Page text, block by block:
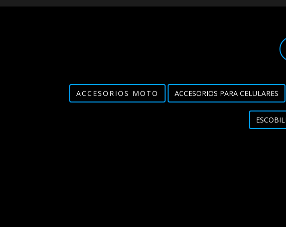
ACCESORIOS MOTO ACCESORIOS PARA CELULARES